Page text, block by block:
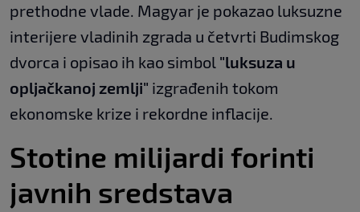
prethodne vlade. Magyar je pokazao luksuzne
interijere vladinih zgrada u četvrti Budimskog
dvorca i opisao ih kao simbol "luksuza u
opljačkanoj zemlji" izgrađenih tokom
ekonomske krize i rekordne inflacije.
Stotine milijardi forinti
javnih sredstava